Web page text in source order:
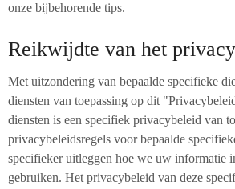
onze bijbehorende tips.
Reikwijdte van het
Met uitzondering van bepaalde specifieke
diensten van toepassing op dit
diensten is een specifiek privacybeleid van
privacybeleidsregels voor bepaalde
specifieker uitleggen hoe we uw informatie
gebruiken. Het privacybeleid van deze